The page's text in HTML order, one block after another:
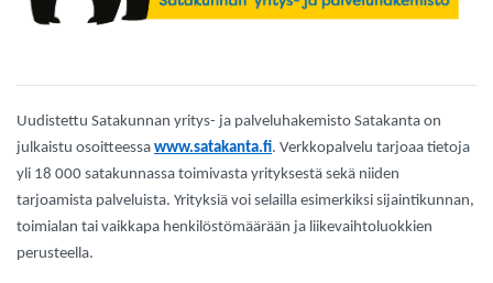
Uudistettu Satakunnan yritys- ja palveluhakemisto Satakanta on
julkaistu osoitteessa www.satakanta.fi. Verkkopalvelu tarjoaa tietoja
yli 18 000 satakunnassa toimivasta yrityksestä sekä niiden
tarjoamista palveluista. Yrityksiä voi selailla esimerkiksi sijaintikunnan,
toimialan tai vaikkapa henkilöstömäärään ja liikevaihtoluokkien
perusteella.